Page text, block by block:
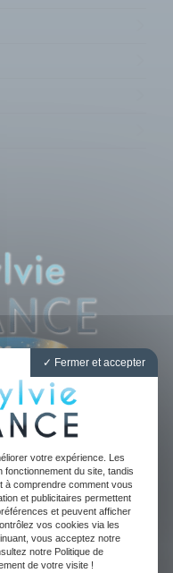
et
06 81 52
Fermer et accepter
votre expérience. Les
du site, tandis
à comprendre comment vous
et publicitaires permettent
et peuvent afficher
vos cookies via les
vous acceptez notre
notre Politique de
de votre visite !